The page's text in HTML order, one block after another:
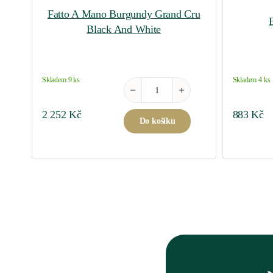
Fatto A Mano Burgundy Grand Cru
Black And White
Skladem 9 ks
2 252Kč
Fatto A Mano Burgundy Grand Cru
Do košíku
Skladem 4 ks
883Kč